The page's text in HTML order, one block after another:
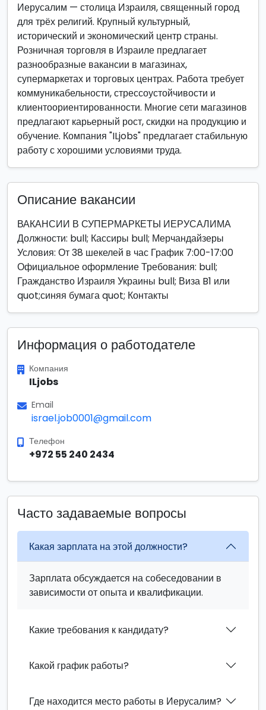
Иерусалим — столица Израиля, священный город
для трёх религий. Крупный культурный,
исторический и экономический центр страны.
Розничная торговля в Израиле предлагает
разнообразные вакансии в магазинах,
супермаркетах и торговых центрах. Работа требует
коммуникабельности, стрессоустойчивости и
клиентоориентированности. Многие сети магазинов
предлагают карьерный рост, скидки на продукцию и
обучение. Компания "ILjobs" предлагает стабильную
работу с хорошими условиями труда.
Описание вакансии
ВАКАНСИИ В СУПЕРМАРКЕТЫ ИЕРУСАЛИМА
Должности: bull; Кассиры bull; Мерчандайзеры
Условия: От 38 шекелей в час График 7:00-17:00
Официальное оформление Требования: bull;
Гражданство Израиля Украины bull; Виза B1 или
quot;синяя бумага quot; Контакты
Информация о работодателе
Компания
ILjobs
Email
israel.job0001@gmail.com
Телефон
+972 55 240 2434
Часто задаваемые вопросы
Какая зарплата на этой должности?
Зарплата обсуждается на собеседовании в
зависимости от опыта и квалификации.
Какие требования к кандидату?
Какой график работы?
Где находится место работы в Иерусалим?